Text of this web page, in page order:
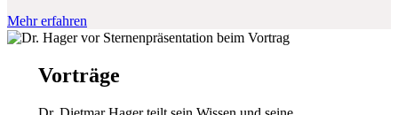
Mehr erfahren
Vorträge